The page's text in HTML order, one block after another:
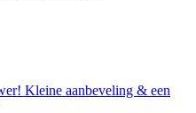
Kleine aanbeveling & een